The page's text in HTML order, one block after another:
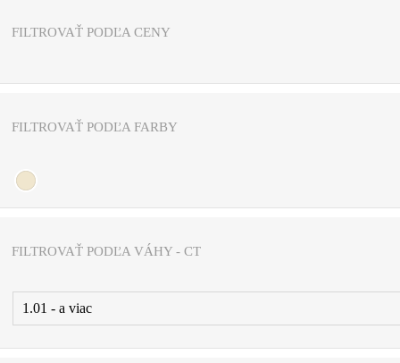
FILTROVAŤ PODĽA CENY
FILTROVAŤ PODĽA FARBY
FILTROVAŤ PODĽA VÁHY - CT
1.01 - a viac